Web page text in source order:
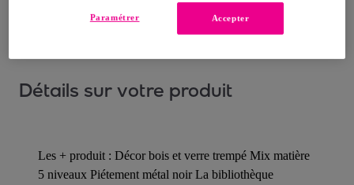
Détails sur votre produit
Les + produit : Décor bois et verre trempé Mix matière
5 niveaux Piétement métal noir La bibliothèque
Accepter
Paramétrer